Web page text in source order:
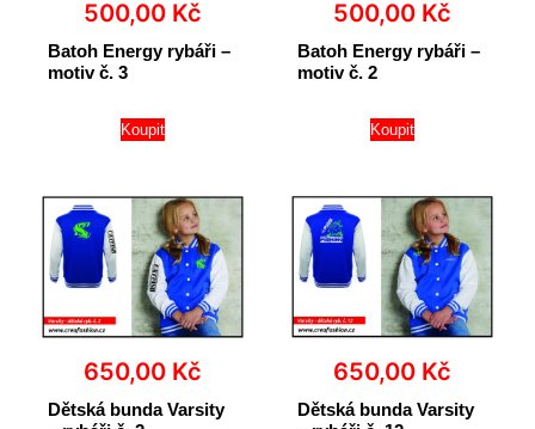
500,00 Kč
Batoh Energy rybáři –
motiv č. 3
Koupit
500,00 Kč
Batoh Energy rybáři –
motiv č. 2
Koupit
650,00 Kč
Dětská bunda Varsity
650,00 Kč
Dětská bunda Varsity